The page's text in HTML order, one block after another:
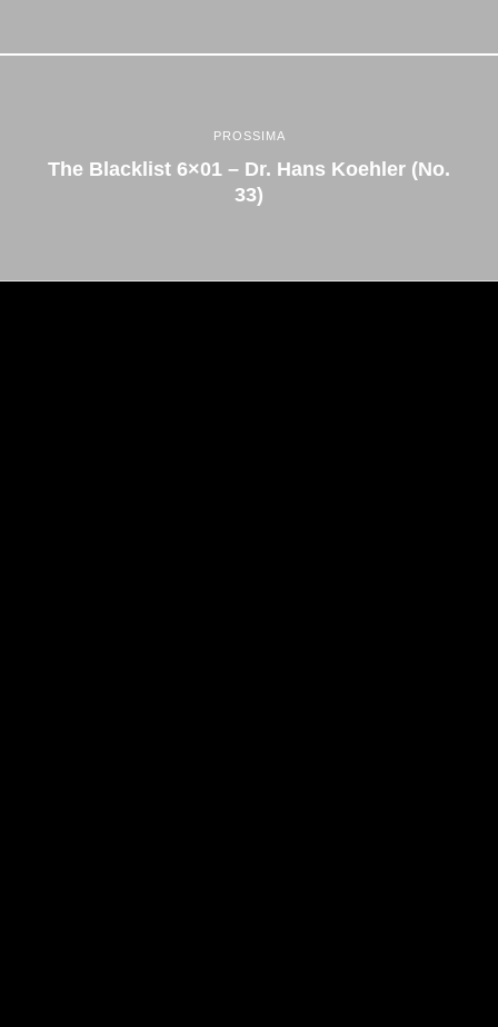
PROSSIMA
The Blacklist 6×01 – Dr. Hans Koehler (No.
33)